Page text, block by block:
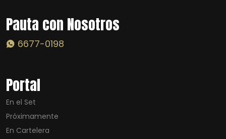
Pauta con Nosotros
6677-0198
Portal
En el Set
Próximamente
En Cartelera